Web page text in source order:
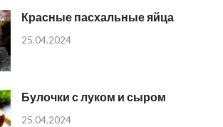
Красные пасхальные яйца
25.04.2024
Булочки с луком и сыром
25.04.2024